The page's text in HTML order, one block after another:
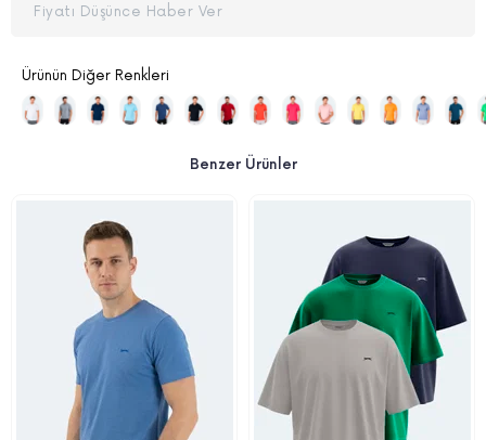
Fiyatı Düşünce Haber Ver
Ürünün Diğer Renkleri
Benzer Ürünler